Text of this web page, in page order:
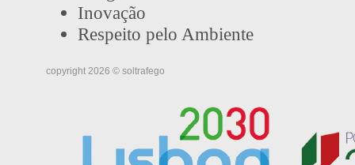
Inovação
Respeito pelo Ambiente
copyright 2026 © soltrafego